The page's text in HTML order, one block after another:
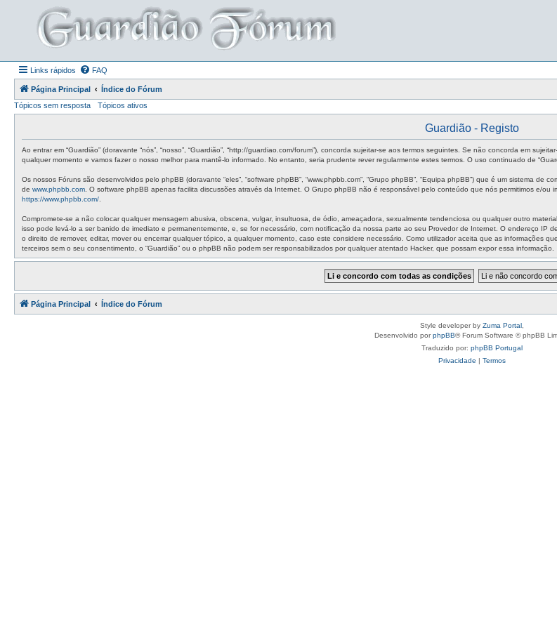
Links rápidos FAQ
Página Principal
Índice do Fórum
Tópicos sem resposta
Tópicos ativos
Guardião - Registo
Ao entrar em “Guardião” (doravante “nós”, “nosso”, “Guardião”, “http://guardiao.com/forum”), concorda sujeitar-se aos termos seguintes. Se não concorda em
qualquer momento e vamos fazer o nosso melhor para mantê-lo informado. No entanto, seria prudente rever regularmente estes termos. O uso continuado de
Os nossos Fóruns são desenvolvidos pelo phpBB (doravante “eles”, “software phpBB”, “www.phpbb.com”, “Grupo phpBB”, “Equipa phpBB”) que é um sistema de
de www.phpbb.com . O software phpBB apenas facilita discussões através da Internet. O Grupo phpBB não é responsável pelo conteúdo que nós permitimos e/
https://www.phpbb.com/
Compromete-se a não colocar qualquer mensagem abusiva, obscena, vulgar, insultuosa, de ódio, ameaçadora, sexualmente tendenciosa ou qualquer outro
isso pode levá-lo a ser banido de imediato e permanentemente, e, se for necessário, com notificação da nossa parte ao seu Provedor de Internet. O endereço IP
o direito de remover, editar, mover ou encerrar qualquer tópico, a qualquer momento, caso este considere necessário. Como utilizador aceita que as informações
terceiros sem o seu consentimento, o “Guardião” ou o phpBB não podem ser responsabilizados por qualquer atentado Hacker, que possam expor essa informação.
Página Principal Índice do Fórum
Style developer by Zuma Portal
Desenvolvido porphpBB® Forum Software © phpBB
Traduzido por: phpBB Portugal
Privacidade | Termos